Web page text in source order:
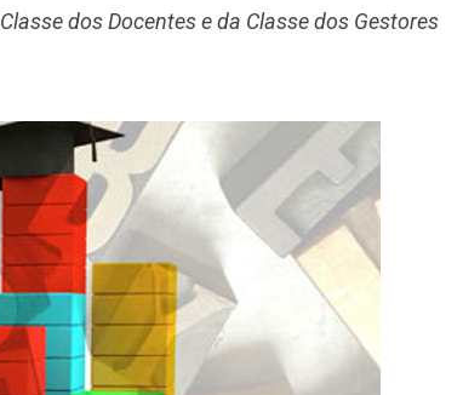
dos Docentes e da Classe dos Gestores